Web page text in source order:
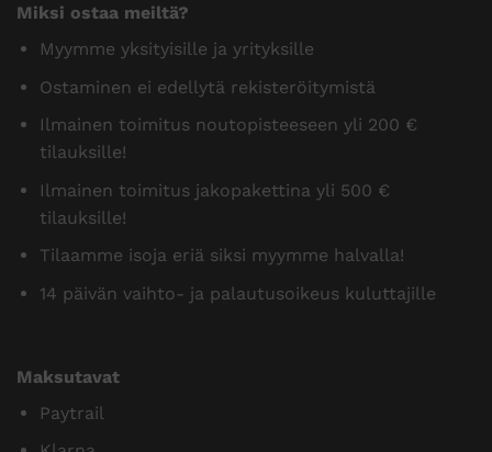
Miksi ostaa meiltä?
Myymme yksityisille ja yrityksille
Ostaminen ei edellytä rekisteröitymistä
Ilmainen toimitus noutopisteeseen yli 200 €
tilauksille!
Ilmainen toimitus jakopakettina yli 500 €
tilauksille!
Tilaamme isoja eriä siksi myymme halvalla!
14 päivän vaihto- ja palautusoikeus kuluttajille
Maksutavat
Paytrail